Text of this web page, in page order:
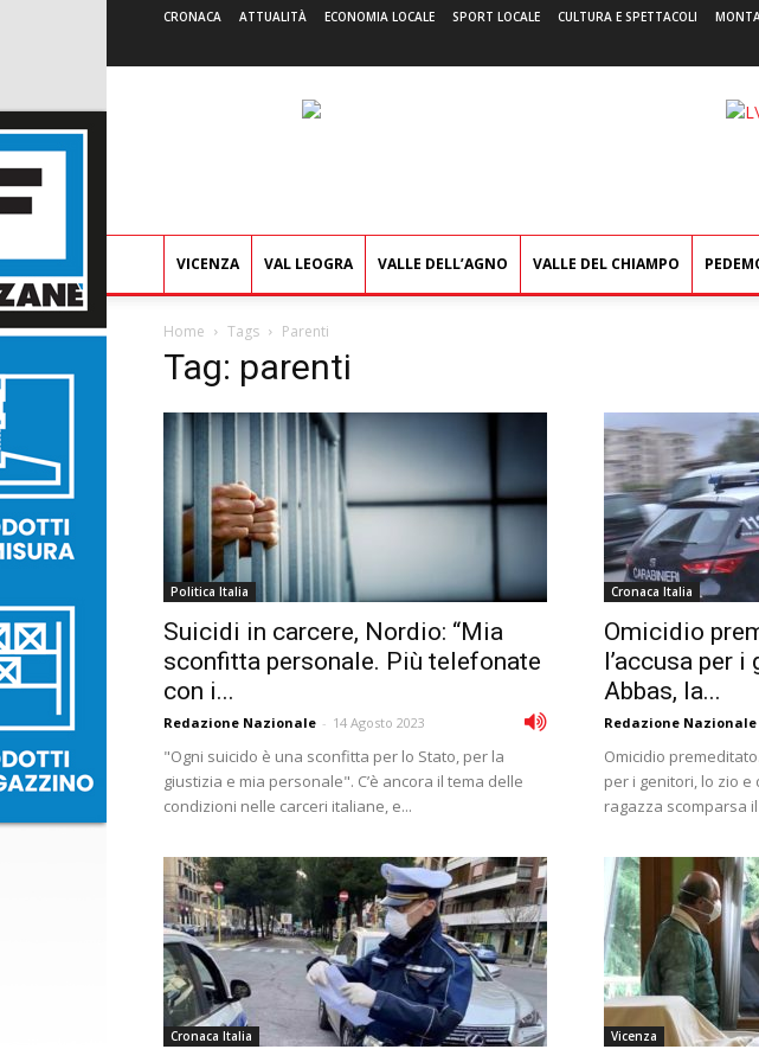
CRONACA ATTUALITÀ ECONOMIA LOCALE SPORT LOCALE CULTURA E SPETTACOLI
VICENZA VAL LEOGRA VALLE DELL’AGNO VALLE DEL CHIAMPO
Home Tags Parenti
Tag: parenti
Politica Italia
Suicidi in carcere, Nordio: “Mia
sconfitta personale. Più telefonate
con i...
Redazione Nazionale - 14 Agosto 2023
"Ogni suicido è una sconfitta per lo Stato, per la
giustizia e mia personale". C’è ancora il tema delle
condizioni nelle carceri italiane, e...
Cronaca Italia
Omicidio
l’accusa per
Abbas, la...
Redazione Nazionale
Omicidio
per i genitori, lo zio e
ragazza scomparsa
Cronaca Italia Vicenza